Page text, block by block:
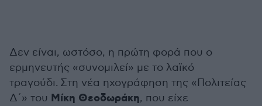
Δεν είναι, ωστόσο, η πρώτη φορά που ο
ερμηνευτής «συνομιλεί» με το λαϊκό
τραγούδι. Στη νέα ηχογράφηση της «Πολιτείας
Δ΄» του Μίκη Θεοδωράκη, που είχε